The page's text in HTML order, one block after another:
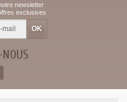
newsletter
exclusives